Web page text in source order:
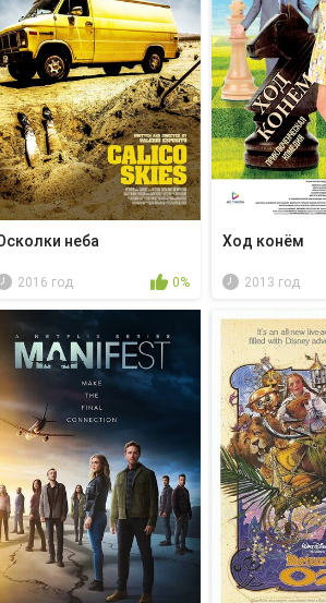
неба
2016 год 0%
Ход конём
2013 год